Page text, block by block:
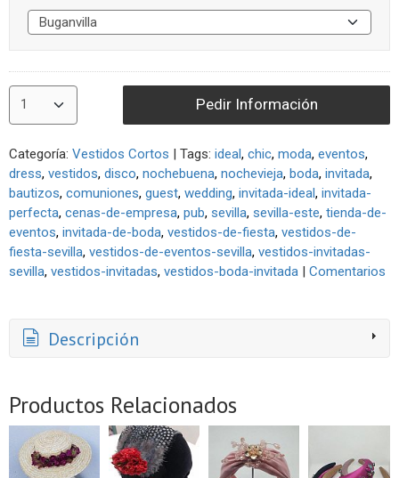
Pedir Información
Categoría: Vestidos Cortos | Tags: ideal chic moda eventos
dress vestidos disco nochebuena nochevieja boda invitada
bautizos comuniones guest wedding invitada-ideal invitada-
perfecta cenas-de-empresa pub sevilla sevilla-este tienda-de-
eventos invitada-de-boda vestidos-de-fiesta vestidos-de-
fiesta-sevilla vestidos-de-eventos-sevilla vestidos-invitadas-
sevilla vestidos-invitadas vestidos-boda-invitada | Comentarios
Descripción
Productos Relacionados